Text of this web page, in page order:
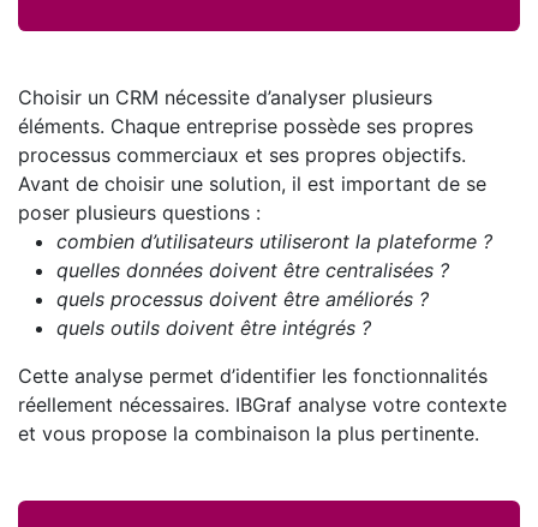
Choisir un CRM nécessite d’analyser plusieurs
éléments. Chaque entreprise possède ses propres
processus commerciaux et ses propres objectifs.
Avant de choisir une solution, il est important de se
poser plusieurs questions :
combien d’utilisateurs utiliseront la plateforme ?
quelles données doivent être centralisées ?
quels processus doivent être améliorés ?
quels outils doivent être intégrés ?
Cette analyse permet d’identifier les fonctionnalités
réellement nécessaires. IBGraf analyse votre contexte
et vous propose la combinaison la plus pertinente.